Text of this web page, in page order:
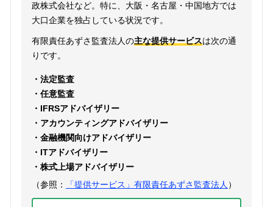
政株式会社など。特に、大阪・名古屋・中国地方では
大口企業を独占している状況です。
有限責任あずさ監査法人の主な提供サービスは次の通
りです。
・法定監査
・任意監査
・IFRSアドバイザリー
・アカウンティングアドバイザリー
・金融機関向けアドバイザリー
・ITアドバイザリー
・株式上場アドバイザリー
（参照：
「提供サービス」有限責任あずさ監査法人 ）